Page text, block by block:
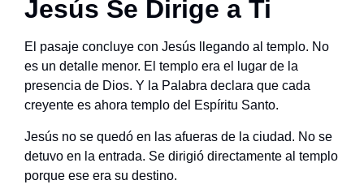
Jesús Se Dirige a Ti
El pasaje concluye con Jesús llegando al templo. No
es un detalle menor. El templo era el lugar de la
presencia de Dios. Y la Palabra declara que cada
creyente es ahora templo del Espíritu Santo.
Jesús no se quedó en las afueras de la ciudad. No se
detuvo en la entrada. Se dirigió directamente al templo
porque ese era su destino.